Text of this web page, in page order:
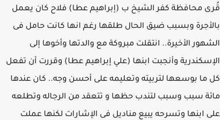
قُرى محافظة كفر الشيخ ب (إبراهيم عطا) فلاح كان يعمل
بالأجرة وبسبب ضيق الحال طلقها رغم انها كانت حامل فى
الشهور الأخيرة.. انتقلت مبروكة مع والدتها وأخوها إلى
الإسكندرية وأنجبت ابنها (علي إبراهيم عطا) وقررت أن تفعل
كل ما بوسعها لتربيته وتعليمه على أحسن وجه.. كان عندها
مائة سبب وسبب لتندب حظها و تتعقد من الرجاله وتطلعه
على ابنها وتسرحه يبيع مناديل فى الإشارات لكنها عملت